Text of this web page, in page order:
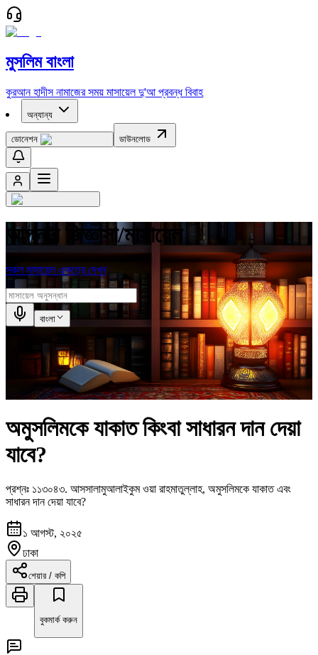
মুসলিম বাংলা
কুরআন হাদীস নামাজের সময় মাসায়েল দু'আ প্রবন্ধ বিবাহ
অন্যান্য
ডোনেশন ডাউনলোড
আপনার জিজ্ঞাসা/মাসায়েল
সকল মাসায়েল একত্রে দেখুন
বাংলা
অমুসলিমকে যাকাত কিংবা সাধারন দান দেয়া
যাবে?
প্রশ্নঃ ১১৩০৪৩. আসসালামুআলাইকুম ওয়া রাহমাতুল্লাহ, অমুসলিমকে যাকাত এবং
সাধারন দান দেয়া যাবে?
১ আগস্ট, ২০২৫
ঢাকা
শেয়ার / কপি
বুকমার্ক করুন